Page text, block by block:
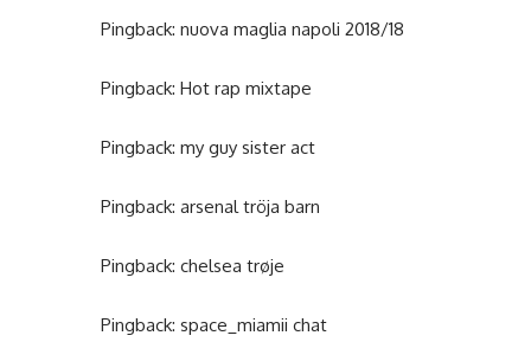
Pingback: nuova maglia napoli 2018/18
Pingback: Hot rap mixtape
Pingback: my guy sister act
Pingback: arsenal tröja barn
Pingback: chelsea trøje
Pingback: space_miamii chat